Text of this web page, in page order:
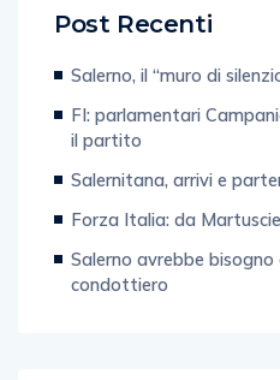
Post Recenti
Salerno, il “muro di
FI: parlamentari
il partito
Salernitana, arrivi e
Forza Italia: da
Salerno avrebbe bisogno
condottiero